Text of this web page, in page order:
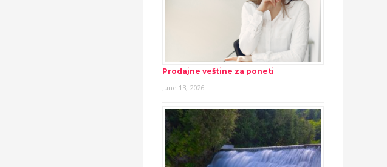
Prodajne veštine za poneti
June 13, 2026